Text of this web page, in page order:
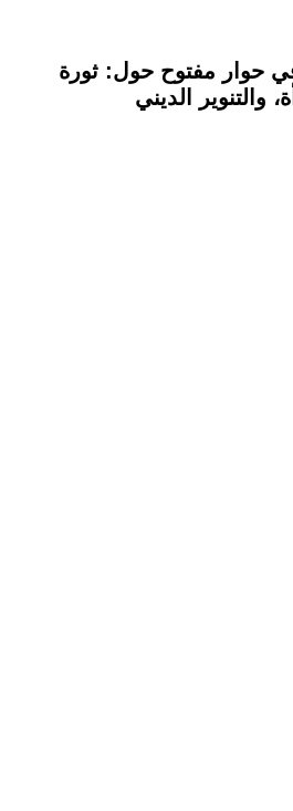
حوار مفتوح حول: ثورة
والتنوير الديني